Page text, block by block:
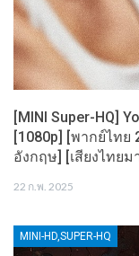
[MINI Super-HQ]
[1080p] [พากย์ไทย
อังกฤษ] [เสียงไทยม
22 ก.พ. 2025
MINI-HD,SUPER-HQ